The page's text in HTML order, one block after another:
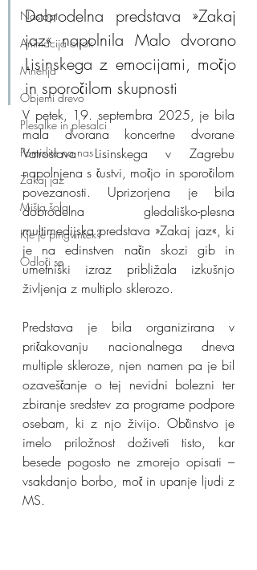
Nastopi
Animacija otrok
Mnenja
Objemi drevo
Plesalke in plesalci
Pomislite na nas
Zakaj jaz
Mišja šola
Kje je pingvinček?
Odloči se
Dobrodelna predstava »Zakaj
jaz« napolnila Malo dvorano
Lisinskega z emocijami, močjo
in sporočilom skupnosti
V petek, 19. septembra 2025, je bila
mala dvorana koncertne dvorane
Vatroslava Lisinskega v Zagrebu
napolnjena s čustvi, močjo in sporočilom
povezanosti. Uprizorjena je bila
dobrodelna gledališko-plesna
multimedijska predstava »Zakaj jaz«, ki
je na edinstven način skozi gib in
umetniški izraz približala izkušnjo
življenja z multiplo sklerozo.
Predstava je bila organizirana v
pričakovanju nacionalnega dneva
multiple skleroze, njen namen pa je bil
ozaveščanje o tej nevidni bolezni ter
zbiranje sredstev za programe podpore
osebam, ki z njo živijo. Občinstvo je
imelo priložnost doživeti tisto, kar
besede pogosto ne zmorejo opisati –
vsakdanjo borbo, moč in upanje ljudi z
MS.